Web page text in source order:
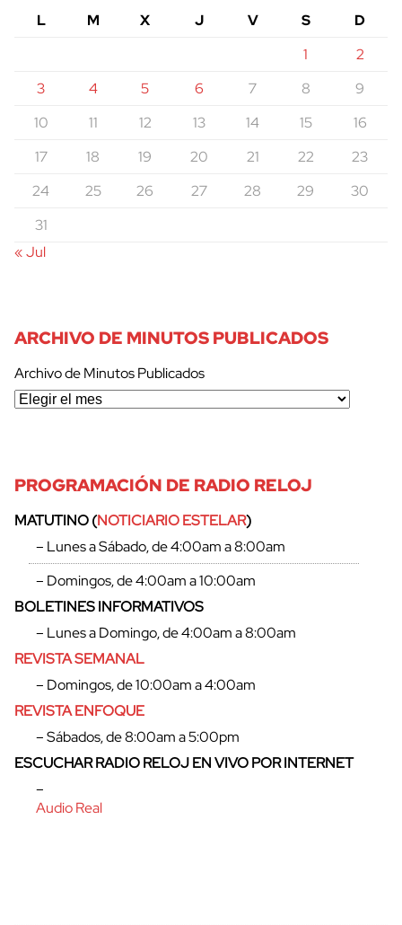
L M X J V S
D
1
2
3
4 5 6 7 8
9
10
11 12 13 14 15
16
17
18 19 20 21 22
23
24
25 26 27 28 29
30
31
« Jul
ARCHIVO DE MINUTOS PUBLICADOS
Archivo de Minutos Publicados
PROGRAMACIÓN DE RADIO RELOJ
MATUTINO (NOTICIARIO ESTELAR)
– Lunes a Sábado, de 4:00am a 8:00am
– Domingos, de 4:00am a 10:00am
BOLETINES INFORMATIVOS
– Lunes a Domingo, de 4:00am a 8:00am
REVISTA SEMANAL
– Domingos, de 10:00am a 4:00am
REVISTA ENFOQUE
– Sábados, de 8:00am a 5:00pm
ESCUCHAR RADIO RELOJ EN VIVO POR INTERNET
–
Audio Real